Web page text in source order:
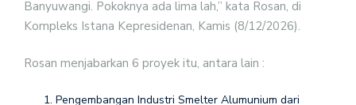
Banyuwangi. Pokoknya ada lima lah,” kata Rosan, di
Kompleks Istana Kepresidenan, Kamis (8/12/2026).
Rosan menjabarkan 6 proyek itu, antara lain :
Pengembangan Industri Smelter Alumunium dari